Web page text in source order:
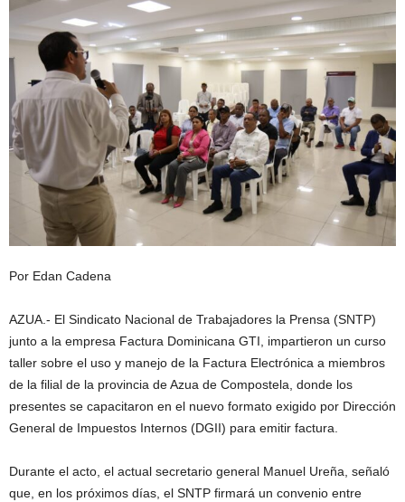
Por Edan Cadena
AZUA.- El Sindicato Nacional de Trabajadores la Prensa (SNTP)
junto a la empresa Factura Dominicana GTI, impartieron un curso
taller sobre el uso y manejo de la Factura Electrónica a miembros
de la filial de la provincia de Azua de Compostela, donde los
presentes se capacitaron en el nuevo formato exigido por Dirección
General de Impuestos Internos (DGII) para emitir factura.
Durante el acto, el actual secretario general Manuel Ureña, señaló
que, en los próximos días, el SNTP firmará un convenio entre